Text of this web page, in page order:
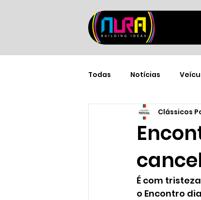
Todas Notícias
Clássicos
É com
o Encontro